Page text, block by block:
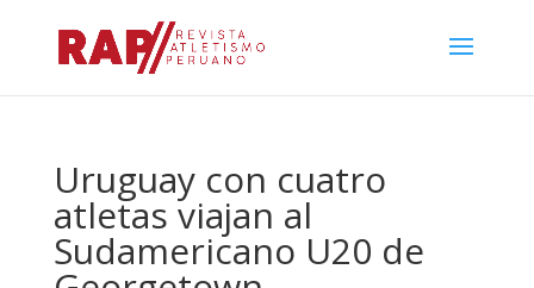
Uruguay con cuatro
atletas viajan al
Sudamericano U20 de